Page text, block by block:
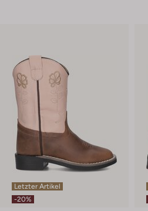
Letzter Artikel
-20%